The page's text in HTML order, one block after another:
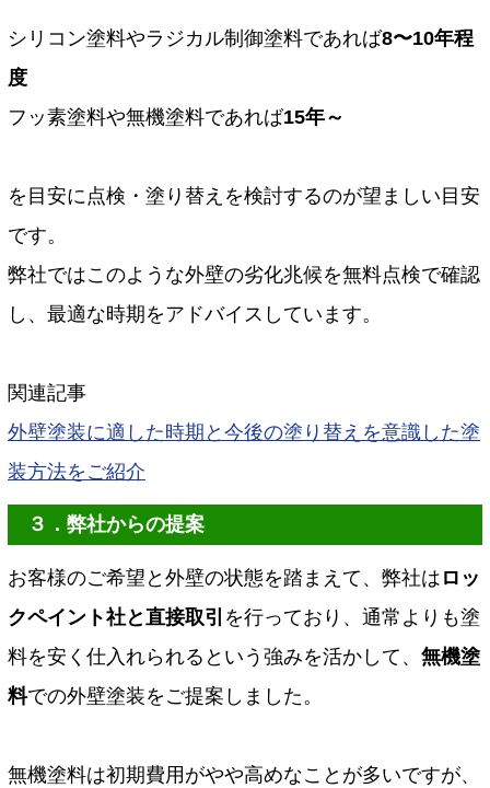
シリコン塗料やラジカル制御塗料であれば8〜10年程
度
フッ素塗料や無機塗料であれば15年～
を目安に点検・塗り替えを検討するのが望ましい目安
です。
弊社ではこのような外壁の劣化兆候を無料点検で確認
し、最適な時期をアドバイスしています。
関連記事
外壁塗装に適した時期と今後の塗り替えを意識した塗
装方法をご紹介
３．弊社からの提案
お客様のご希望と外壁の状態を踏まえて、弊社は ロッ
クペイント社と直接取引 を行っており、通常よりも塗
料を安く仕入れられるという強みを活かして、 無機塗
料での外壁塗装をご提案しました。
無機塗料は初期費用がやや高めなことが多いですが、